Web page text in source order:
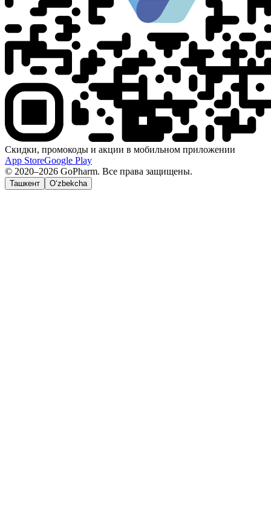
Скидки, промокоды и акции в мобильном приложении
App StoreGoogle Play
© 2020–2026 GoPharm. Все права защищены.
Ташкент O‘zbekcha